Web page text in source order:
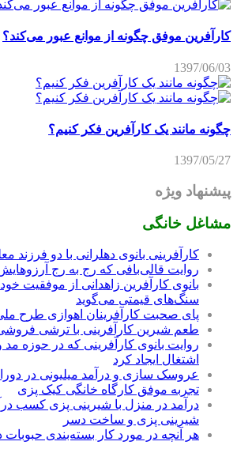
موفق چگونه از موانع عبور می‌کند؟
1397/
مانند یک کارآفرین فکر کنیم؟
1397/
ویژه
خانگی
کارآفرینی بانوی دهلرانی با دو فرزند معلول
روایت قالی‌بافی که رج به رج آرزوهایش را
بانوی کارآفرین زاهدانی از موفقیت خود
سنگ‌های قیمتی می‌گوید
پای صحبت کارآفرینان اهوازی طرح ملی
طعم شیرین کارآفرینی با ترشی فروشی
اشتغال ایجاد کرد
عروسک سازی و درآمد میلیونی در دوران
تجربه موفق کارگاه خانگی کیک پزی
درآمد در منزل با شیرینی پزی کسب درآمد
شیرینی پزی و ساخت دسر
هر آنچه در مورد کار بسته‌بندی حبوبات در